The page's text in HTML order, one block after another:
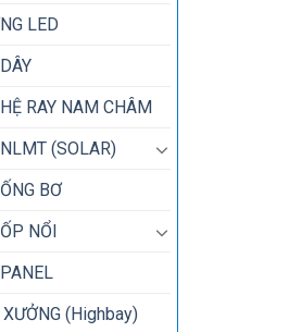
LED
RAY NAM CHÂM
(SOLAR)
BƠ
NỔI
(Highbay)